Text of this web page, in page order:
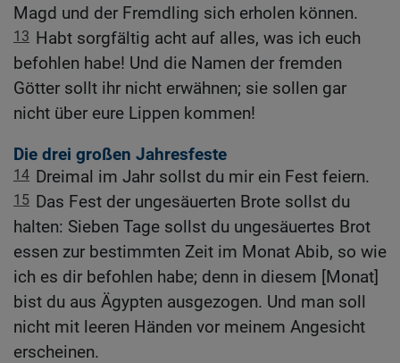
Magd und der Fremdling sich erholen können.
13 Habt sorgfältig acht auf alles, was ich euch
befohlen habe! Und die Namen der fremden
Götter sollt ihr nicht erwähnen; sie sollen gar
nicht über eure Lippen kommen!
Die drei großen Jahresfeste
14 Dreimal im Jahr sollst du mir ein Fest feiern.
15 Das Fest der ungesäuerten Brote sollst du
halten: Sieben Tage sollst du ungesäuertes Brot
essen zur bestimmten Zeit im Monat Abib, so wie
ich es dir befohlen habe; denn in diesem [Monat]
bist du aus Ägypten ausgezogen. Und man soll
nicht mit leeren Händen vor meinem Angesicht
erscheinen.